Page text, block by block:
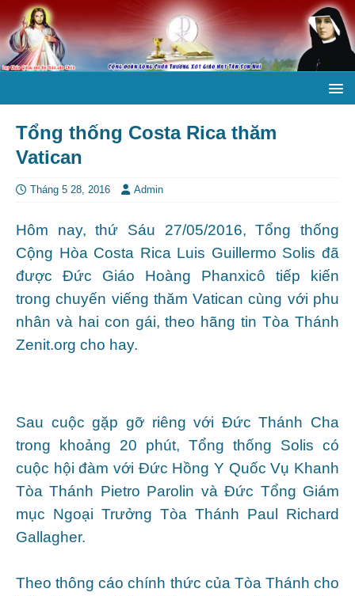
Tổng thống Costa Rica thăm
Vatican
Tháng 5 28, 2016 Admin
Hôm nay, thứ Sáu 27/05/2016, Tổng thống
Cộng Hòa Costa Rica Luis Guillermo Solis đã
được Đức Giáo Hoàng Phanxicô tiếp kiến
trong chuyến viếng thăm Vatican cùng với phu
nhân và hai con gái, theo hãng tin Tòa Thánh
Zenit.org cho hay.
Sau cuộc gặp gỡ riêng với Đức Thánh Cha
trong khoảng 20 phút, Tổng thống Solis có
cuộc hội đàm với Đức Hồng Y Quốc Vụ Khanh
Tòa Thánh Pietro Parolin và Đức Tổng Giám
mục Ngoại Trưởng Tòa Thánh Paul Richard
Gallagher.
Theo thông cáo chính thức của Tòa Thánh cho